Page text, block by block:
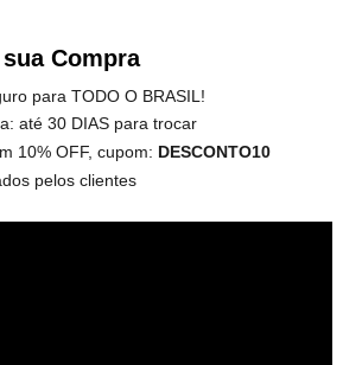
Compra
para TODO O BRASIL!
até 30 DIAS para trocar
10% OFF, cupom: DESCONTO10
pelos clientes